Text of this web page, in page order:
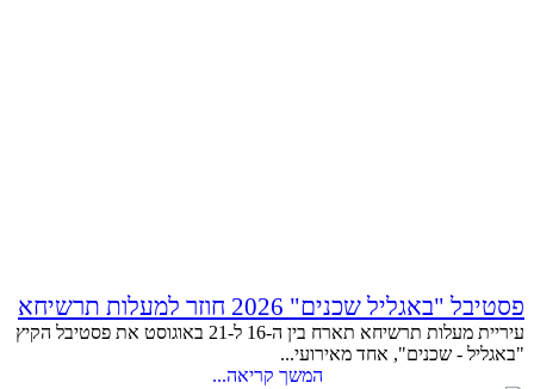
פסטיבל "באגליל שכנים" 2026 חוזר למעלות תרשיחא
עיריית מעלות תרשיחא תארח בין ה-16 ל-21 באוגוסט את פסטיבל הקיץ
"באגליל - שכנים", אחד מאירועי...
המשך קריאה...